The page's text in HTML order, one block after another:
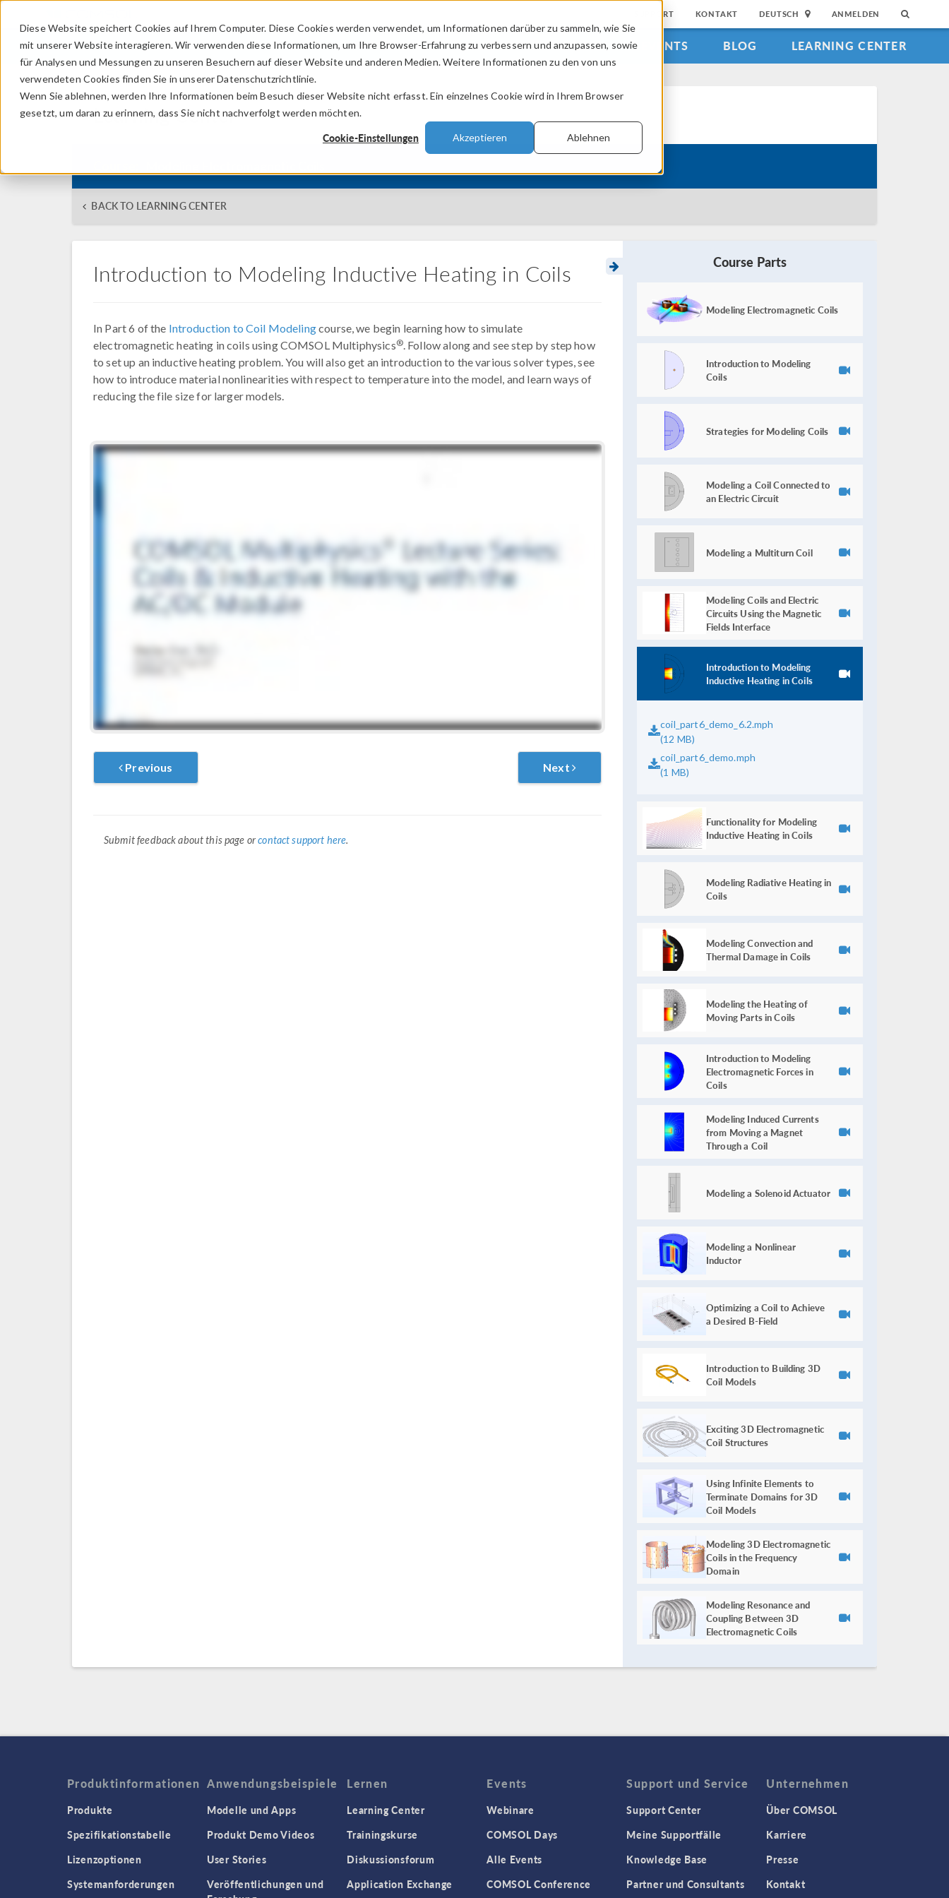
Diese Website speichert Cookies auf Ihrem Computer. Diese Cookies werden verwendet, um Informationen darüber zu sammeln, wie Sie
mit unserer Website interagieren. Wir verwenden diese Informationen, um Ihre Browser-Erfahrung zu verbessern und anzupassen, sowie
für Analysen und Messungen zu unseren Besuchern auf dieser Website und anderen Medien. Weitere Informationen zu den von uns
verwendeten Cookies finden Sie in unserer Datenschutzrichtlinie.
Wenn Sie ablehnen, werden Ihre Informationen beim Besuch dieser Website nicht erfasst. Ein einzelnes Cookie wird in Ihrem Browser
gesetzt, um daran zu erinnern, dass Sie nicht nachverfolgt werden möchten.
Cookie-Einstellungen Akzeptieren Ablehnen
SUPPORT KONTAKT DEUTSCH ANMELDEN
PRODUKTE BRANCHEN VIDEOS EVENTS BLOG LEARNING CENTER
Learning Center
BACK TO LEARNING CENTER
Introduction to Modeling Inductive Heating in Coils
In Part 6 of the Introduction to Coil Modelingcourse, we begin learning how to simulate
electromagnetic heating in coils using COMSOL Multiphysics®. Follow along and see step by step how
to set up an inductive heating problem. You will also get an introduction to the various solver types, see
how to introduce material nonlinearities with respect to temperature into the model, and learn ways of
reducing the file size for larger models.​
Previous Next
Submit feedback about this page orcontact support here.
Course Parts
Modeling Electromagnetic Coils
Introduction to Modeling
Coils
Strategies for Modeling Coils
Modeling a Coil Connected to
an Electric Circuit
Modeling a Multiturn Coil
Modeling Coils and Electric
Circuits Using the Magnetic
Fields Interface
Introduction to Modeling
Inductive Heating in Coils
coil_part6_demo_6.2.mph
(12 MB)
coil_part6_demo.mph
(1 MB)
Functionality for Modeling
Inductive Heating in Coils
Modeling Radiative Heating in
Coils
Modeling Convection and
Thermal Damage in Coils
Modeling the Heating of
Moving Parts in Coils
Introduction to Modeling
Electromagnetic Forces in
Coils
Modeling Induced Currents
from Moving a Magnet
Through a Coil
Modeling a Solenoid Actuator
Modeling a Nonlinear
Inductor
Optimizing a Coil to Achieve
a Desired B-Field
Introduction to Building 3D
Coil Models
Exciting 3D Electromagnetic
Coil Structures
Using Infinite Elements to
Terminate Domains for 3D
Coil Models
Modeling 3D Electromagnetic
Coils in the Frequency
Domain
Modeling Resonance and
Coupling Between 3D
Electromagnetic Coils
Produktinformationen
Produkte
Spezifikationstabelle
Lizenzoptionen
Systemanforderungen
Anwendungsbeispiele
Modelle und Apps
Produkt Demo Videos
User Stories
Veröffentlichungen und
Lernen
Learning Center
Trainingskurse
Diskussionsforum
Application Exchange
Events
Webinare
COMSOL Days
Alle Events
COMSOL Conference
Support und Service
Support Center
Meine Supportfälle
Knowledge Base
Partner und Consultants
Unternehmen
Über COMSOL
Karriere
Presse
Kontakt